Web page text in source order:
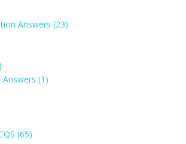
Answers(23)
Answers(1)
(65)